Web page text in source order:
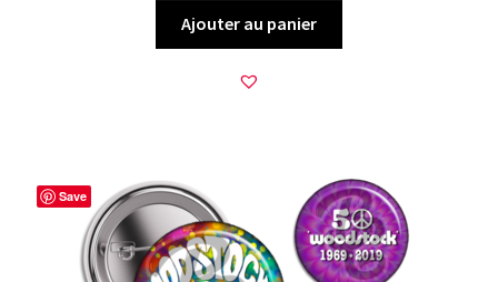
Ajouter au panier
Save